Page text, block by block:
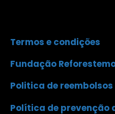
Termos e condições
Fundação
Politica de
Política de prevenção